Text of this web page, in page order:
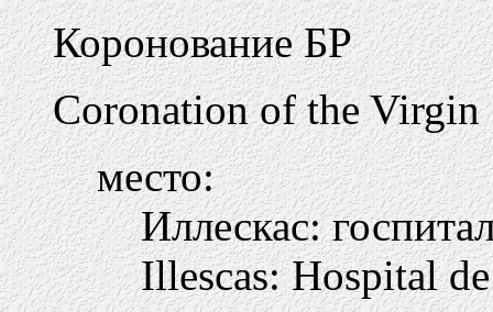
Коронование БР
Coronation of the Virgin
место:
Иллескас:
Illescas: Hospital